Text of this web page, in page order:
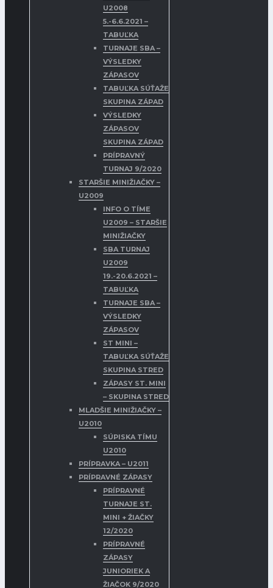
U2008
5.-6.6.2021 –
TABUĽKA
TURNAJE SBA –
VÝSLEDKY
ZÁPASOV
TABUĽKA SÚŤAŽE
SKUPINA ZÁPAD
VÝSLEDKY
ZÁPASOV
SKUPINA ZÁPAD
PRÍPRAVNÝ
TURNAJ 9/2020
STARŠIE MINIŽIAČKY –
U2009
INFO O TÍME
U2009 – STARŠIE
MINIŽIAČKY
SBA TURNAJ
U2009
19.-20.6.2021 –
TABUĽKA
TURNAJE SBA –
VÝSLEDKY
ZÁPASOV
ST MINI –
TABUĽKA SÚŤAŽE
SKUPINA STRED
ZÁPASY ST. MINI
– SKUPINA STRED
MLADŠIE MINIŽIAČKY –
U2010
SÚPISKA TÍMU
U2010
PRÍPRAVKA – U2011
PRÍPRAVNÉ ZÁPASY
PRÍPRAVNÉ
TURNAJE ST.
MINI + ŽIAČKY
12/2020
PRÍPRAVNÉ
ZÁPASY
JUNIORIEK A
ŽIAČOK 9/2020